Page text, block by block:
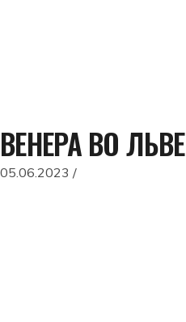
ВЕНЕРА ВО ЛЬВЕ
05.06.2023